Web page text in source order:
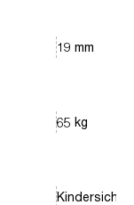
19 mm
65 kg